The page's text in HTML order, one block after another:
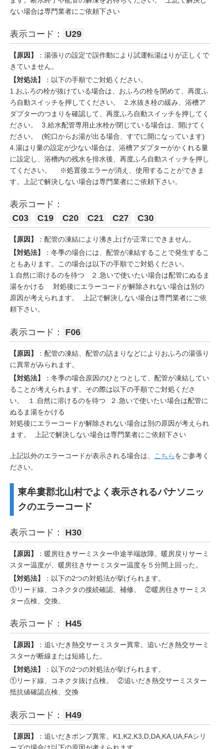
ない場合は専門業者にご依頼下さい
表示コード： U29
【原因】
：湯張りの設定で誤作動により試運転湯はりが正しくで
きていません。
【対処法】
：以下の手順でご対処ください。
1.おふろの栓が抜けている場合は、おふろの栓を閉めて、再度ふ
ろ自動スイッチを押してください。 2.水抜き栓の緩み、浴槽ア
ダプターのつまりを確認して、再度ふろ自動スイッチを押してく
ださい。 3.給水配管専用止水栓が閉じている場合は、開けてく
ださい。 (蛇口からお湯が出る場合、すでに開になっています)
4.湯はり量の設定が少ない場合は、浴槽アダプターがかくれる量
に設定し、浴槽内の残水を排水後、再度ふろ自動スイッチを押し
てください。 ※処置後エラーが消え、使用することができま
す。上記で解決しない場合は専門業者にご依頼下さい。
表示コード：
C03
C19 C20 C21 C27 C30
【原因】
：配管の凍結により沸き上げが正常にできません。
【対処法】
：冬季の場合には、配管が凍結することで発生するこ
ともあります。この場合は以下の手順でご対処ください。
1.自然に溶けるのを待つ ２.急いで使いたい場合は配管にぬるま
湯をかける 対処後にエラーコードが解除されない場合は別の
原因が考えられます。 上記で解決しない場合は専門業者にご依
頼下さい。
表示コード： F06
【原因】
：配管の凍結、配管の詰まりなどによりおふろの湯張り
に異常がみられます。
【対処法】
：冬季の場合原因のひとつとして、配管が凍結してい
ることが考えられます。その際は以下の手順でご対処くださ
い。 １.自然に溶けるのを待つ ２.急いで使いたい場合は配管に
ぬるま湯をかける
対処後にエラーコードが解除されない場合は別の原因が考えられ
ます。 上記で解決しない場合は専門業者にご依頼下さい
上記以外のエラーコードが表示される場合は、 こちらをご参考く
ださい。
東牟婁郡北山村でよく表示されるパナソニッ
クのエラーコード
表示コード： H30
【原因】
：暖房往きサーミスター中途半端故障。暖房戻りサーミ
スター温度が、暖房往きサーミスター温度を５分間上回った。
【対処法】
：以下の2つの対処法が挙げられます。
①リード線、コネクタの接続確認、補修。 ②暖房往きサーミス
ター点検、交換。
表示コード： H45
【原因】
：追いだき熱交サーミスター異常。追いだき熱交サーミ
スターが断線または短絡した。
【対処法】
：以下の2つの対処法が挙げられます。
①リード線、コネクタ抜け点検。 ②追いだき熱交サーミスター
抵抗値確認点検、交換
表示コード： H49
【原因】
：追いだきポンプ異常。K1,K2,K3,D,DA,KA,UA,FAシリ